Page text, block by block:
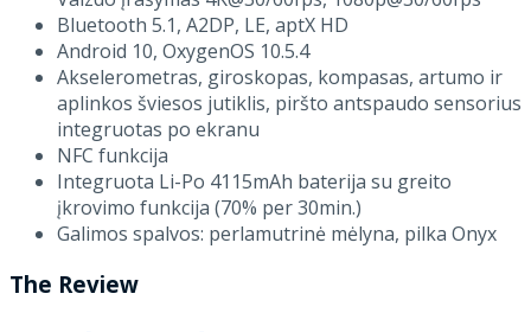
Bluetooth 5.1, A2DP, LE, aptX HD
Android 10, OxygenOS 10.5.4
Akselerometras, giroskopas, kompasas, artumo ir
aplinkos šviesos jutiklis, piršto antspaudo sensorius
integruotas po ekranu
NFC funkcija
Integruota Li-Po 4115mAh baterija su greito
įkrovimo funkcija (70% per 30min.)
Galimos spalvos: perlamutrinė mėlyna, pilka Onyx
The Review